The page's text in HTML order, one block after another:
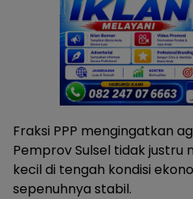
Fraksi PPP mengingatkan
Pemprov Sulsel tidak
kecil di tengah kondisi
sepenuhnya stabil.